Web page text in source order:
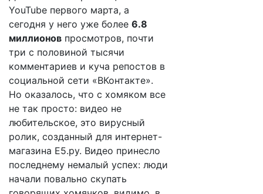
YouTube первого марта, а
сегодня у него уже более 6.8
миллионов просмотров, почти
три с половиной тысячи
комментариев и куча репостов в
социальной сети «ВКонтакте».
Но оказалось, что с хомяком все
не так просто: видео не
любительское, это вирусный
ролик, созданный для интернет-
магазина Е5.ру. Видео принесло
последнему немалый успех: люди
начали повально скупать